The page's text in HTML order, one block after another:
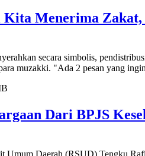
Menerima Zakat,
secara simbolis,
muzakki. "Ada 2 pesan yang
Dari BPJS
Daerah (RSUD) Tengku